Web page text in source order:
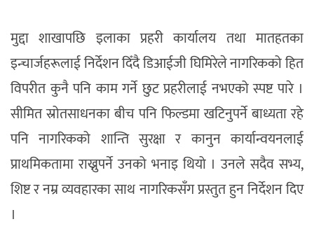
मुद्दा शाखापछि इलाका प्रहरी कार्यालय तथा मातहतका
इन्चार्जहरूलाई निर्देशन दिँदै डिआईजी घिमिरेले नागरिकको हित
विपरीत कुनै पनि काम गर्ने छुट प्रहरीलाई नभएको स्पष्ट पारे ।
सीमित स्रोतसाधनका बीच पनि फिल्डमा खटिनुपर्ने बाध्यता रहे
पनि नागरिकको शान्ति सुरक्षा र कानुन कार्यान्वयनलाई
प्राथमिकतामा राख्नुपर्ने उनको भनाइ थियो । उनले सदैव सभ्य,
शिष्ट र नम्र व्यवहारका साथ नागरिकसँग प्रस्तुत हुन निर्देशन दिए
।